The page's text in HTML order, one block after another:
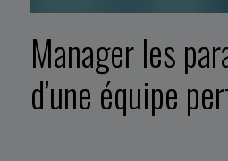
Manager les
d’une équipe